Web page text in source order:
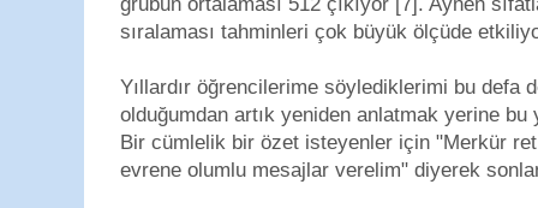
sıralaması tahminleri çok büyük ölçüde
Yıllardır öğrencilerime söylediklerimi bu defa
olduğumdan artık yeniden anlatmak yerine bu
Bir cümlelik bir özet isteyenler için "Merkür
evrene olumlu mesajlar verelim" diyerek